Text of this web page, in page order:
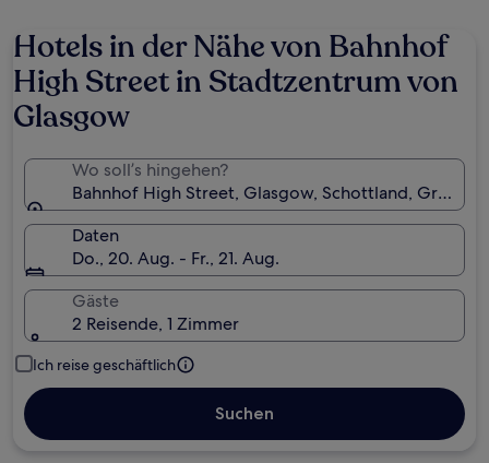
Hotels in der Nähe von Bahnhof
High Street in Stadtzentrum von
Glasgow
Wo soll’s hingehen?
Bahnhof High Street, Glasgow, Schottland,
Daten
Do., 20. Aug. - Fr., 21. Aug.
Gäste
2 Reisende, 1 Zimmer
Ich reise geschäftlich
Suchen